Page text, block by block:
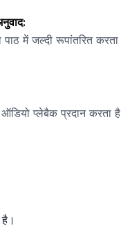
में जल्दी रूपांतरित करता
ऑडियो प्लेबैक प्रदान करता है